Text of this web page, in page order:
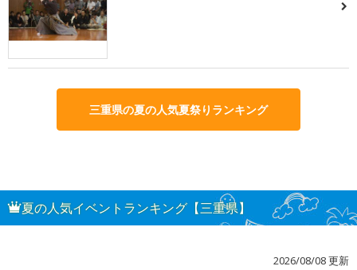
三重県の夏の人気夏祭りランキング
夏の人気イベントランキング【三重県】
2026/08/08 更新